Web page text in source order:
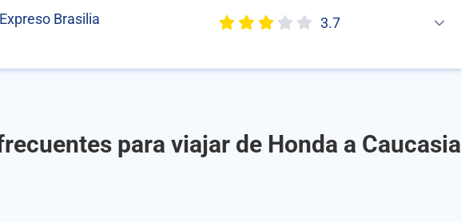
Expreso Brasilia 3.7
para viajar de Honda a Caucasia